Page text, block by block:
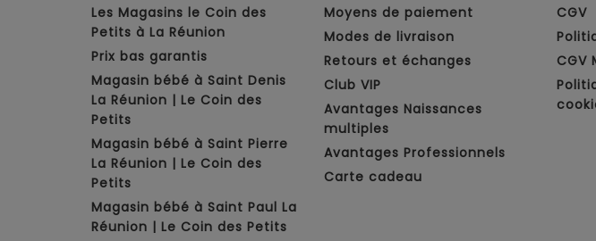
Les Magasins le Coin des
Petits à La Réunion
Prix bas garantis
Magasin bébé à Saint Denis
La Réunion | Le Coin des
Petits
Magasin bébé à Saint Pierre
La Réunion | Le Coin des
Petits
Magasin bébé à Saint Paul La
Réunion | Le Coin des Petits
Moyens de paiement
Modes de livraison
Retours et échanges
Club VIP
Avantages Naissances
multiples
Avantages Professionnels
Carte cadeau
CGV
CGV